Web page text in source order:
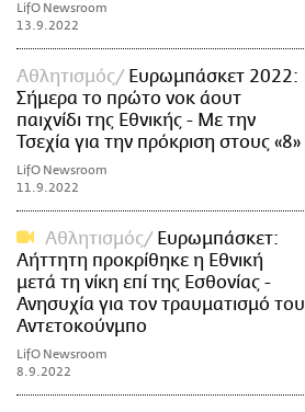
LifO Newsroom
13.9.2022
Αθλητισμός
Ευρωμπάσκετ 2022:
Σήμερα το πρώτο νοκ άουτ
παιχνίδι της Εθνικής - Με την
Τσεχία για την πρόκριση στους «8»
LifO Newsroom
11.9.2022
Αθλητισμός
Ευρωμπάσκετ:
Αήττητη προκρίθηκε η Εθνική
μετά τη νίκη επί της Εσθονίας -
Ανησυχία για τον τραυματισμό του
Αντετοκούνμπο
LifO Newsroom
8.9.2022